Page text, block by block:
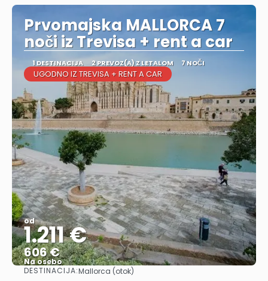
Prvomajska MALLORCA 7
noči iz Trevisa + rent a car
1 DESTINACIJA 2 PREVOZ(A) Z LETALOM 7 NOČI
UGODNO IZ TREVISA + RENT A CAR
od
1.211 €
606 €
Na osebo
Glej .
DESTINACIJA:Mallorca (otok)